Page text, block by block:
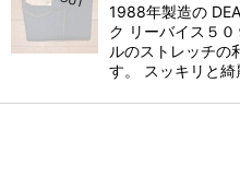
1988年製造の
ク リーバイス５
ルのストレッチの
す。 スッキリと